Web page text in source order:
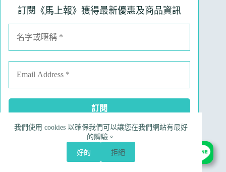
我們使用 cookies 以確保我們可以讓您在我們網站有最好
的體驗。
好的 拒絕
訂閱《馬上報》獲得最新優惠及商品資訊
Facebook Instagram Line
電子郵件
電話號碼
Copyright © 2026 Ruinart 林馬具｜昀翼國際行銷有限公